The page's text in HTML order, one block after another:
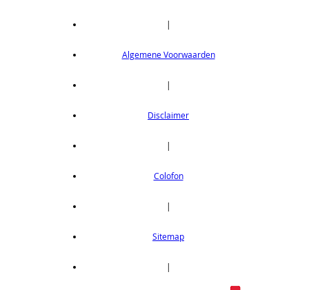
|
Algemene Voorwaarden
|
Disclaimer
|
Colofon
|
Sitemap
|